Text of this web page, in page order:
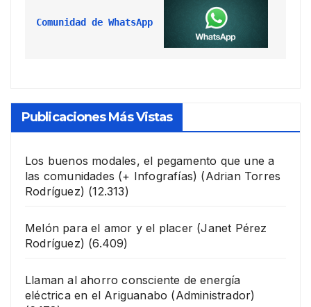
Comunidad de WhatsApp
Publicaciones Más Vistas
Los buenos modales, el pegamento que une a
las comunidades (+ Infografías) (Adrian Torres
Rodríguez) (12.313)
Melón para el amor y el placer (Janet Pérez
Rodríguez) (6.409)
Llaman al ahorro consciente de energía
eléctrica en el Ariguanabo (Administrador)